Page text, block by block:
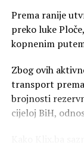
Prema ranije
preko luke
kopnenim
Zbog ovih
transport prema
brojnosti
cijeloj BiH,